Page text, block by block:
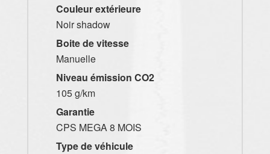
Couleur extérieure
Noir shadow
Boite de vitesse
Manuelle
Niveau émission CO2
105 g/km
Garantie
CPS MEGA 8 MOIS
Type de véhicule